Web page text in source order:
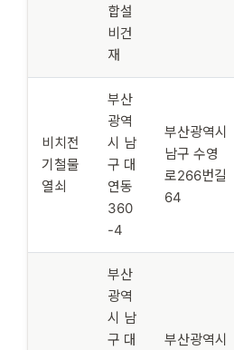
합설
비건
재
비치전
기철물
열쇠
부산
광역
시 남
구 대
연동
360
-4
부산광역시
남구 수영
로266번길
64
부산
광역
시 남
구 대
부산광역시